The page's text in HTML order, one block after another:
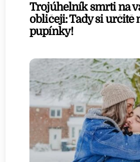
Trojúhelník smrti na
obličeji: Tady si určitě
pupínky!